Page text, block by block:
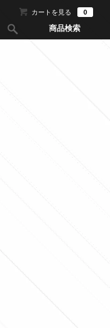
カートを見る 0
商品検索